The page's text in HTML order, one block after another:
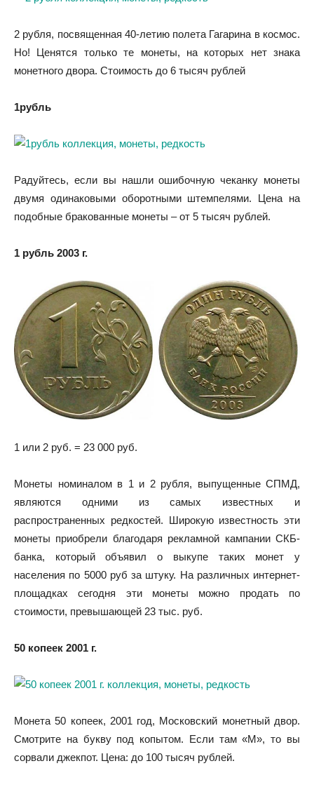
2 рубля, посвященная 40-летию полета Гагарина в космос.
Но! Ценятся только те монеты, на которых нет знака
монетного двора. Стоимость до 6 тысяч рублей
1рубль
Радуйтесь, если вы нашли ошибочную чеканку монеты
двумя одинаковыми оборотными штемпелями. Цена на
подобные бракованные монеты – от 5 тысяч рублей.
1 рубль 2003 г.
1 или 2 руб. = 23 000 руб.
Монеты номиналом в 1 и 2 рубля, выпущенные СПМД,
являются одними из самых известных и
распространенных редкостей. Широкую известность эти
монеты приобрели благодаря рекламной кампании СКБ-
банка, который объявил о выкупе таких монет у
населения по 5000 руб за штуку. На различных интернет-
площадках сегодня эти монеты можно продать по
стоимости, превышающей 23 тыс. руб.
50 копеек 2001 г.
Монета 50 копеек, 2001 год, Московский монетный двор.
Смотрите на букву под копытом. Если там «М», то вы
сорвали джекпот. Цена: до 100 тысяч рублей.